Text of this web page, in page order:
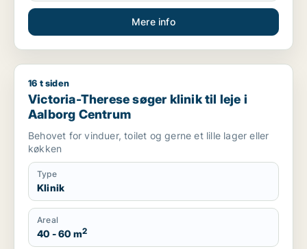
Mere info
Victoria-Therese søger klinik til leje i Aalborg Centrum
16 t siden
Victoria-Therese søger klinik til leje i
Aalborg Centrum
Behovet for vinduer, toilet og gerne et lille lager eller
køkken
Type
Klinik
Areal
40 - 60 m2